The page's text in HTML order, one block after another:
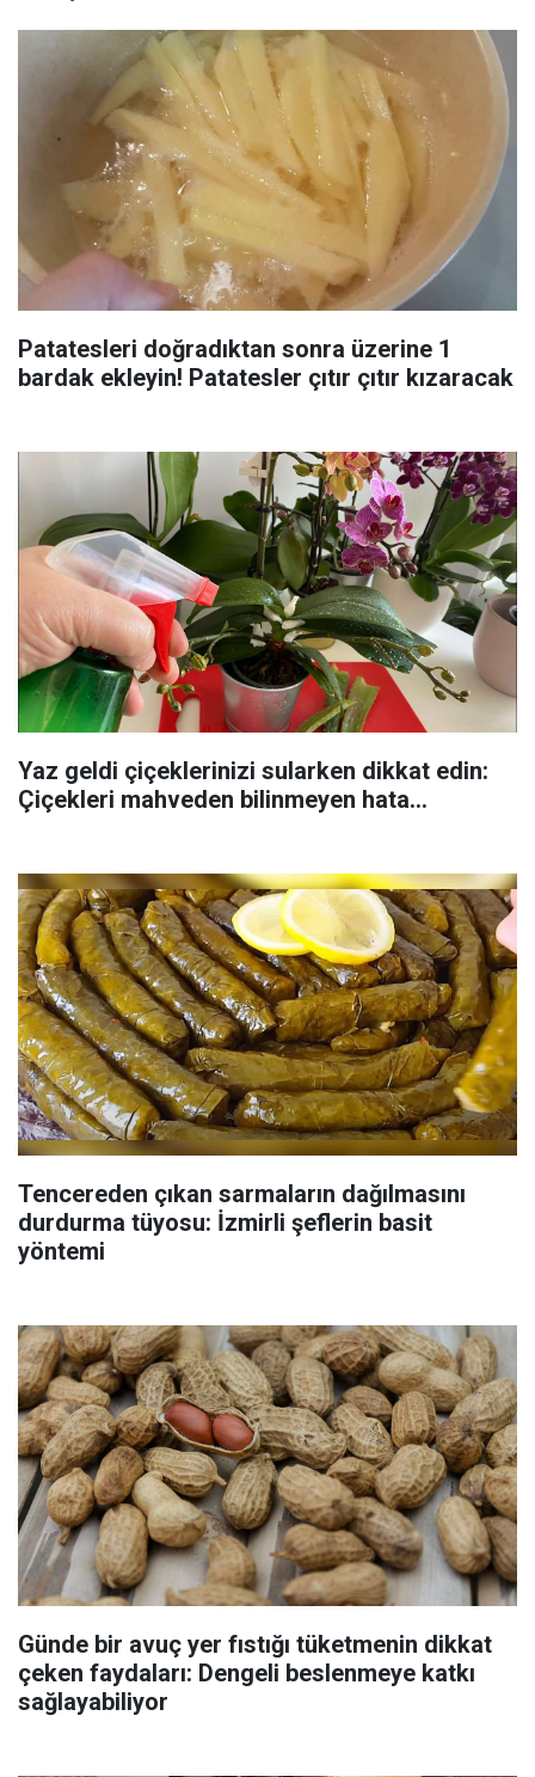
Patatesleri doğradıktan sonra üzerine 1
bardak ekleyin! Patatesler çıtır çıtır kızaracak
Yaz geldi çiçeklerinizi sularken dikkat edin:
Çiçekleri mahveden bilinmeyen hata...
Tencereden çıkan sarmaların dağılmasını
durdurma tüyosu: İzmirli şeflerin basit
yöntemi
Günde bir avuç yer fıstığı tüketmenin dikkat
çeken faydaları: Dengeli beslenmeye katkı
sağlayabiliyor